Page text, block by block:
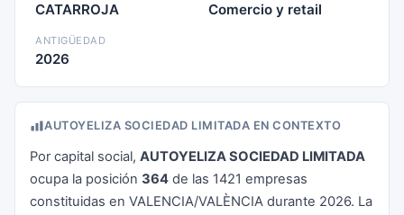
CATARROJA Comercio y retail
ANTIGÜEDAD
2026
AUTOYELIZA SOCIEDAD LIMITADA EN CONTEXTO
Por capital social, AUTOYELIZA SOCIEDAD LIMITADA
ocupa la posición 364 de las 1421 empresas
constituidas en VALENCIA/VALÈNCIA durante 2026. La